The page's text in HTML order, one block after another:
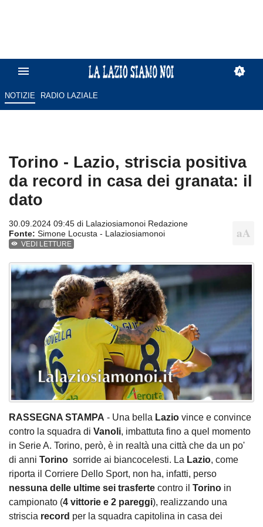
NOTIZIE RADIO LAZIALE
Torino - Lazio, striscia positiva
da record in casa dei granata: il
dato
30.09.2024 09:45 di Lalaziosiamonoi Redazione
Fonte: Simone Locusta - Lalaziosiamonoi
VEDI LETTURE
RASSEGNA STAMPA - Una bella Lazio vince e convince
contro la squadra di Vanoli, imbattuta fino a quel momento
in Serie A. Torino, però, è in realtà una città che da un po'
di anni Torino sorride ai biancocelesti. La Lazio, come
riporta il Corriere Dello Sport, non ha, infatti, perso
nessuna delle ultime sei trasferte contro il Torino in
campionato (4 vittorie e 2 pareggi), realizzando una
striscia record per la squadra capitolina in casa dei